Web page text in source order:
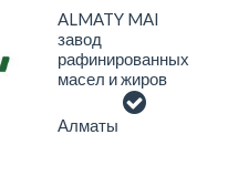
ALMATY MAI
завод
рафинированных
масел и жиров
Алматы